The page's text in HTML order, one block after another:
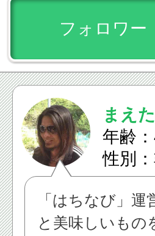
フォロワー
まえ
年齢
性別
「はちなび」
と美味しいもの